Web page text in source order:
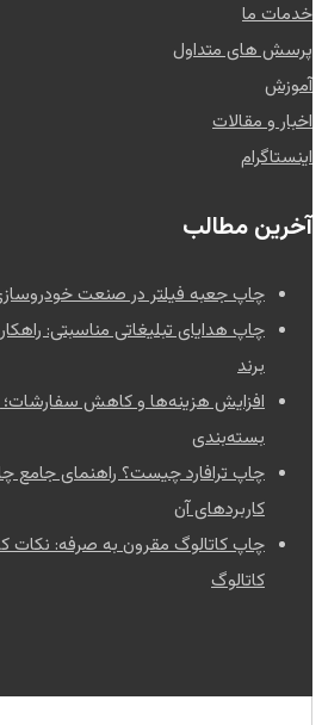
خدمات ما
پرسش های متداول
آموزش
اخبار و مقالات
اینستاگرام
آخرین مطالب
چاپ جعبه فیلتر در صنعت
چاپ هدایای تبلیغاتی مناسبتی:
برند
افزایش هزینه‌ها و کاهش سفارشات؛
بسته‌بندی
چاپ ترافارد چیست؟ راهنمای جامع
کاربردهای آن
چاپ کاتالوگ مقرون به صرفه:
کاتالوگ